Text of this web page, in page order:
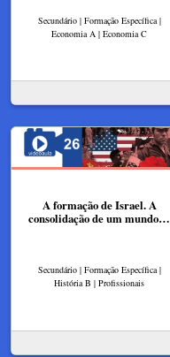
Secundário | Formação Específica |
Economia A | Economia C
A formação de Israel. A
consolidação de um mundo…
Secundário | Formação Específica |
História B | Profissionais